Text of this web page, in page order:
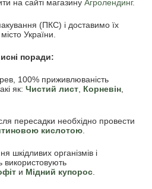
на сайті магазину Агролендинг.
(ПКС) і доставимо їх
України.
поради:
100% приживлюваність
як: Чистий лист Корневін
пересадки необхідно провести
кислотою
шкідливих організмів і
використовують
фіт и Мідний купорос